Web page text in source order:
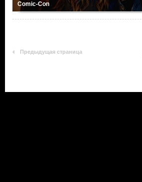
Comic-Con
Предыдущая страница